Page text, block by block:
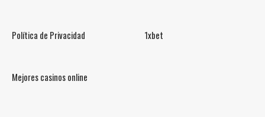
Política de Privacidad 1xbet
Mejores casinos online